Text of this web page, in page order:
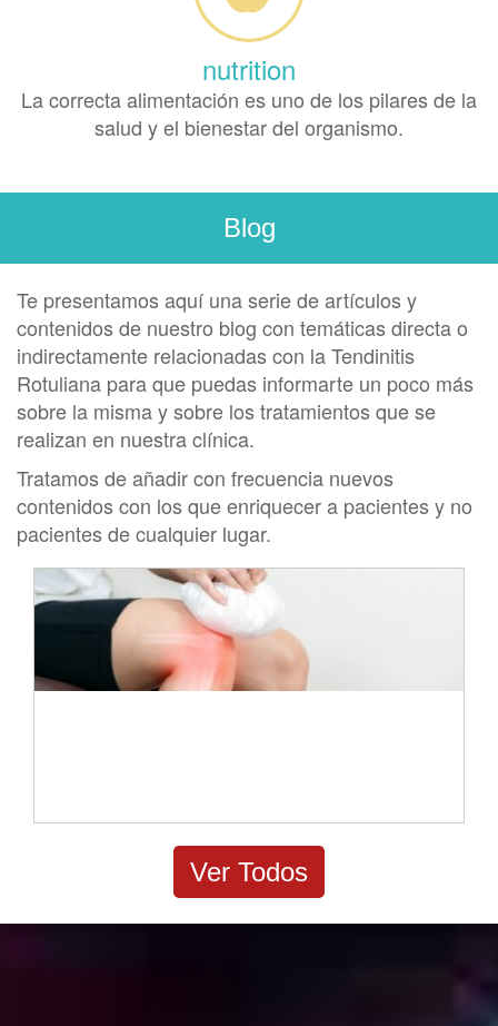
nutrition
La correcta alimentación es uno de los pilares de la
salud y el bienestar del organismo.
Blog
Te presentamos aquí una serie de artículos y
contenidos de nuestro blog con temáticas directa o
indirectamente relacionadas con la Tendinitis
Rotuliana para que puedas informarte un poco más
sobre la misma y sobre los tratamientos que se
realizan en nuestra clínica.
Tratamos de añadir con frecuencia nuevos
contenidos con los que enriquecer a pacientes y no
pacientes de cualquier lugar.
Ver Todos